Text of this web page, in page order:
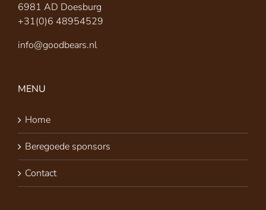
6981 AD Doesburg
+31(0)6 48954529
info@goodbears.nl
MENU
Home
Beregoede sponsors
Contact